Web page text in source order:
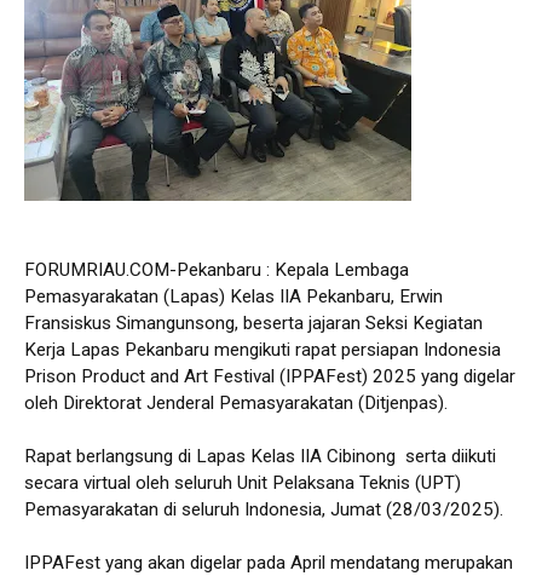
FORUMRIAU.COM-Pekanbaru : Kepala Lembaga
Pemasyarakatan (Lapas) Kelas IIA Pekanbaru, Erwin
Fransiskus Simangunsong, beserta jajaran Seksi Kegiatan
Kerja Lapas Pekanbaru mengikuti rapat persiapan Indonesia
Prison Product and Art Festival (IPPAFest) 2025 yang digelar
oleh Direktorat Jenderal Pemasyarakatan (Ditjenpas).
Rapat berlangsung di Lapas Kelas IIA Cibinong serta diikuti
secara virtual oleh seluruh Unit Pelaksana Teknis (UPT)
Pemasyarakatan di seluruh Indonesia, Jumat (28/03/2025).
IPPAFest yang akan digelar pada April mendatang merupakan